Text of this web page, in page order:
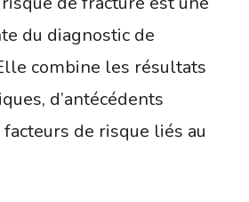
du diagnostic de
combine les résultats
d’antécédents
de risque liés au